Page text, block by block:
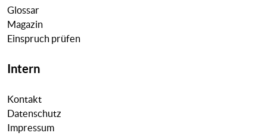
Glossar
Magazin
Einspruch prüfen
Intern
Kontakt
Datenschutz
Impressum